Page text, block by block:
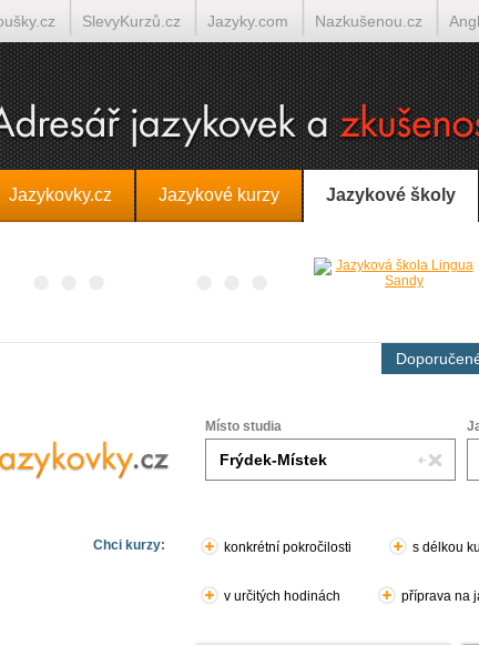
Jazykovky.cz Jazykové kurzy Jazykové školy
Místo studia
Chci kurzy: konkrétní pokročilosti s délkou
v určitých hodinách příprava na
SlevyKurzů.cz Jazyky.com Nazkušenou.cz
Překlady.cz Překládá.cz Tlumočí.cz